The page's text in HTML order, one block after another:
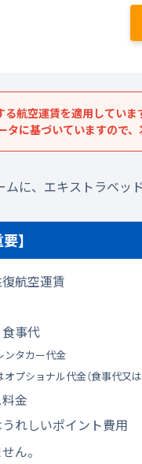
航空運賃を適用していま
に基づいていますので
に、エキストラベッ
】
航空運賃
事代
ンタカー代金
プショナル代金（食事代又
金
れしいポイント費用
ん。